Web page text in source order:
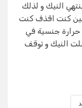
النيك و لذلك
كنت اقذف كنت
حرارة جنسية في
النيك و توقف